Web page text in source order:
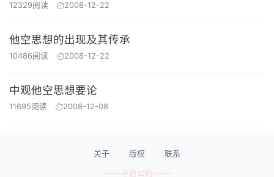
12329阅读 2008-12-22
他空思想的出现及其传承
10486阅读 2008-12-22
中观他空思想要论
11695阅读 2008-12-08
关于 版权 联系
—— 平台公约 ——